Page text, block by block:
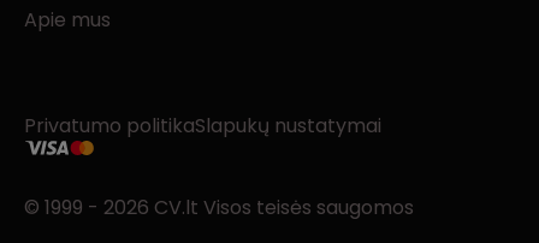
Apie mus
Privatumo politikaSlapukų nustatymai
© 1999 - 2026 CV.lt Visos teisės saugomos